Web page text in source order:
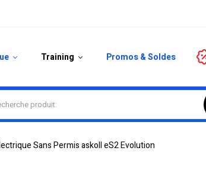
Training Promos & Soldes
Sans Permis askoll eS2 Evolution